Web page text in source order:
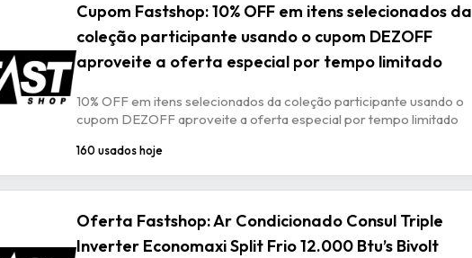
Cupom Fastshop: 10% OFF em itens selecionados da
coleção participante usando o cupom DEZOFF
aproveite a oferta especial por tempo limitado
10% OFF em itens selecionados da coleção participante usando o
cupom DEZOFF aproveite a oferta especial por tempo limitado
160 usados hoje
Oferta Fastshop: Ar Condicionado Consul Triple
Inverter Economaxi Split Frio 12.000 Btu’s Bivolt